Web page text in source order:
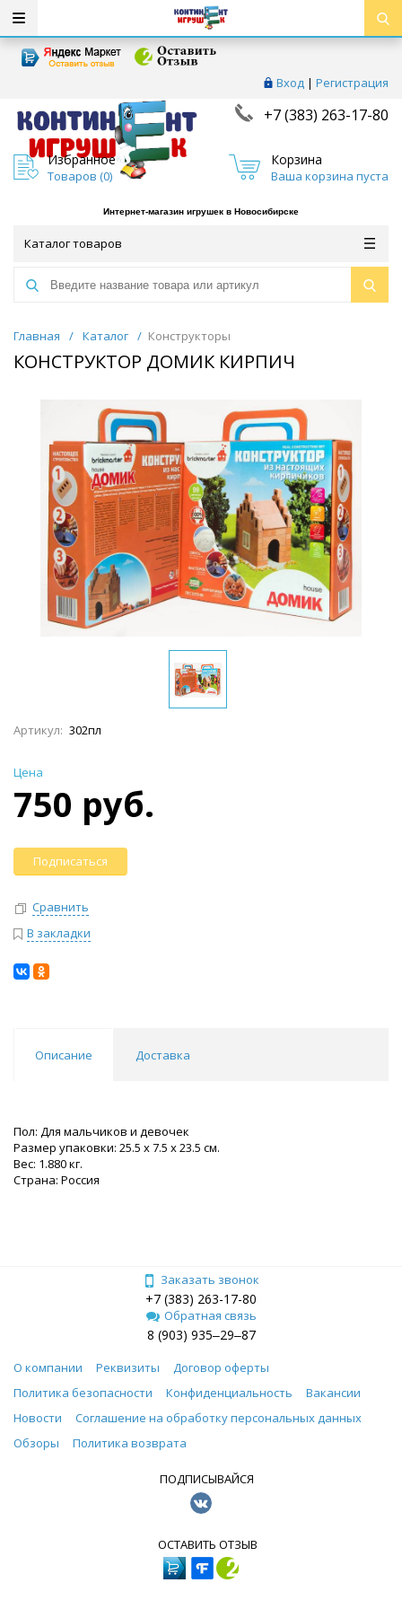
Вход | Регистрация
+7 (383) 263-17-80
Избранное
Товаров (0)
Корзина
Ваша корзина пуста
Интернет-магазин игрушек в Новосибирске
Каталог товаров
Главная / Каталог / Конструкторы
КОНСТРУКТОР ДОМИК КИРПИЧ
Артикул: 302пл
Цена
750 руб.
Подписаться
Сравнить
В закладки
Описание Доставка
Пол: Для мальчиков и девочек
Размер упаковки: 25.5 x 7.5 x 23.5 см.
Вес: 1.880 кг.
Страна: Россия
Заказать звонок
+7 (383) 263-17-80
Обратная связь
8 (903) 935‒29‒87
О компании Реквизиты
Договор оферты
Политика безопасности
Конфиденциальность
Вакансии
Новости
Соглашение на обработку персональных данных
Обзоры
Политика возврата
ПОДПИСЫВАЙСЯ
ОСТАВИТЬ ОТЗЫВ